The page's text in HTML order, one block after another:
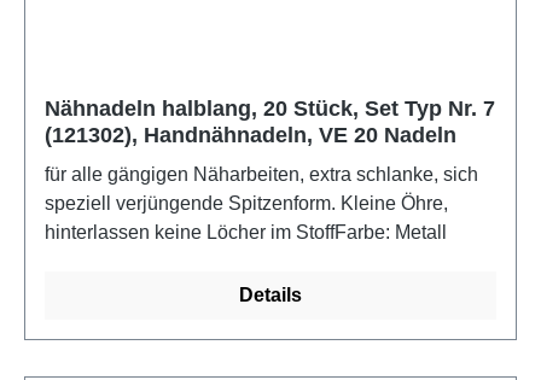
Nähnadeln halblang, 20 Stück, Set Typ Nr. 7
(121302), Handnähnadeln, VE 20 Nadeln
für alle gängigen Näharbeiten, extra schlanke, sich
speziell verjüngende Spitzenform. Kleine Öhre,
hinterlassen keine Löcher im StoffFarbe: Metall
Details